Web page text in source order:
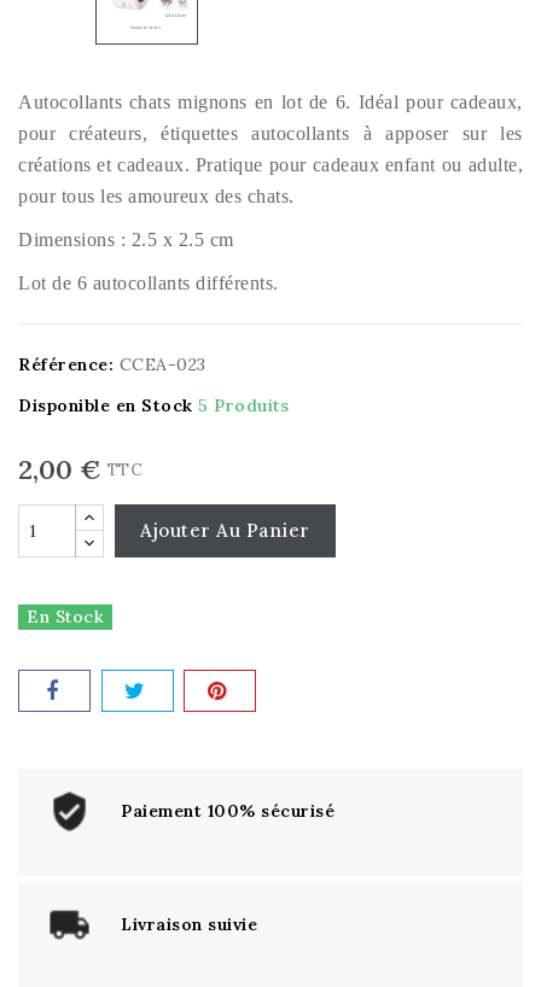
Autocollants chats mignons en lot de 6. Idéal pour cadeaux,
pour créateurs, étiquettes autocollants à apposer sur les
créations et cadeaux. Pratique pour cadeaux enfant ou adulte,
pour tous les amoureux des chats.
Dimensions : 2.5 x 2.5 cm
Lot de 6 autocollants différents.
Référence: CCEA-023
Disponible en Stock 5 Produits
2,00 € TTC
Ajouter Au Panier
En Stock
Paiement 100% sécurisé
Livraison suivie